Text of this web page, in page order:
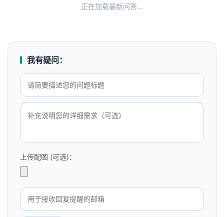
正在加载最新问答...
我有疑问：
上传配图 (可选)：